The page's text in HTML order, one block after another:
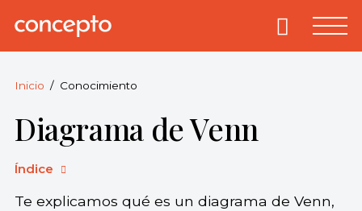
Concepto.
derechos
reservados.
Primary
Inicio Conocimiento
Diagrama de Venn
Índice
Te explicamos qué es un diagrama de Venn,